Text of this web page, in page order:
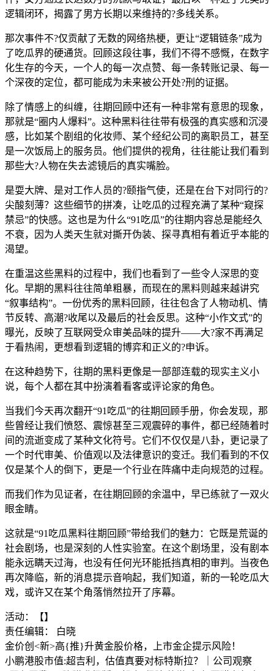
逻辑闭环，揭露了男方长期以来维持的?多线关系。
那次事件不?仅贡献了无数的网络热梗，更让“逻辑链条”成为
了吃瓜界的硬通货。回顾这段往事，我们不得不感慨，在数字
化生存的今天，一个人的每一次点赞、每一条转账记录、每一
个深夜的定位，都可能成为未来被公开处?刑的证据。
除了情感上的纠缠，往期回顾中还有一种非常有意思的现象，
那就是“圈内人爆料”。这种黑料往往带有极强的真实感和沉浸
感，比如某个剧组的化妆师、某个经纪公司的离职员工，甚至
是一次饭局上的服务员。他们提供的视角，往往能让我们看到
那些大?人物在失去滤镜后的真实嘴脸。
是耍大牌、是对工作人员的?颐指气使，还是在台下对同行的?
尖酸刻薄？这些细节的拼凑，让吃瓜的过程充满了某种“窥探
禁忌”的快感。这也是为什么“91吃瓜”的往期内容总是能经久
不衰，因为人类天生就对撕开伪装、探寻真相有着近乎本能的
渴望。
在重温这些黑料的过程中，我们也看到了一些令人深思的变
化。早期的黑料往往简单粗暴，而现在的黑料则越来越讲究
“叙事结构”。一份优秀的黑料回顾，往往包含了人物动机、情
节反转、高潮?收尾以及最后的社会反思。这种“小作文式”的
曝光，反映了互联网受众审美品味的提升——大?家不再满足
于看热闹，更想看到逻辑的博弈和正义的?申诉。
在这种趋势下，往期的黑料更像是一部部连载的现实主义小
说，每个人都在其中扮演着看客或评论家的角色。
当我们今天再次翻开“91吃瓜”的往期回顾手册，你会发现，那
些曾经让我们愤怒、震惊甚至三观震碎的事件，都已经随着时
间的流逝变成了某种文化符号。它们不仅仅是八卦，更记录了
一个时代审美、价值观以及法律意识的变迁。我们看到的不仅
仅是某个人的倒下，更是一个行业在阵痛中走向规范的过程。
而我们作为见证者，在往期回顾的余温中，早已练就了一双火
眼金睛。
这就是“91吃瓜黑料往期回顾”带给我们的魅力：它既是荒诞的
社会剧场，也是深刻的人性实验室。在这个剧场里，没有剧本
能永远瞒天过海，也没有任何光环能抵挡真相的审判。当夜色
再次降临，新的消息提示音响起，我们知道，新的一轮吃瓜大
戏，或许又在某个角落悄然拉开了序幕。
活动：【】
责任编辑： 白晓
金价创<新>高{推}升黄金股价格，上市金企提示风险！
小鹏港股市值:超吉利，估值真要对标特斯拉？｜公司观察